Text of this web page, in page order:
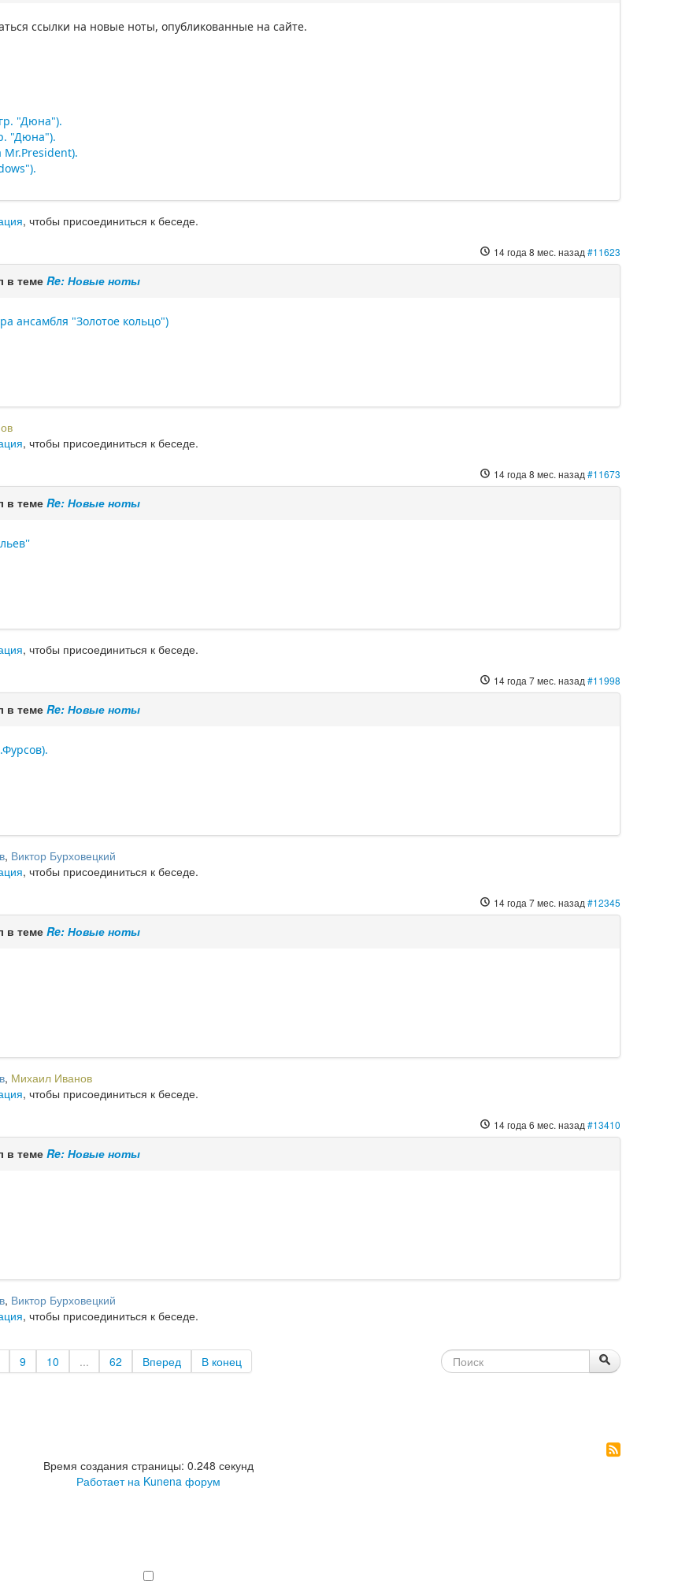
ссылки на новые ноты, опубликованные на сайте.
"Дюна").
"Дюна").
Mr.President).
, чтобы присоединиться к беседе.
14 года 8 мес. назад #11623
в темеRe: Новые ноты
ансамбля "Золотое кольцо")
, чтобы присоединиться к беседе.
14 года 8 мес. назад #11673
в темеRe: Новые ноты
, чтобы присоединиться к беседе.
14 года 7 мес. назад #11998
в темеRe: Новые ноты
, Виктор Бурховецкий
, чтобы присоединиться к беседе.
14 года 7 мес. назад #12345
в темеRe: Новые ноты
, Михаил Иванов
, чтобы присоединиться к беседе.
14 года 6 мес. назад #13410
в темеRe: Новые ноты
, Виктор Бурховецкий
, чтобы присоединиться к беседе.
9 10 ... 62 Вперед В конец
Время создания страницы: 0.248 секунд
Работает на Kunena форум